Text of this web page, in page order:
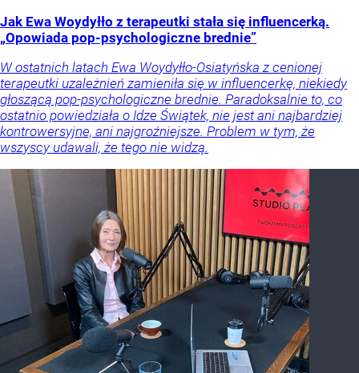
Jak Ewa Woydyłło z terapeutki stała się influencerką.
„Opowiada pop-psychologiczne brednie”
W ostatnich latach Ewa Woydyłło-Osiatyńska z cenionej
terapeutki uzależnień zamieniła się w influencerkę, niekiedy
głoszącą pop-psychologiczne brednie. Paradoksalnie to, co
ostatnio powiedziała o Idze Świątek, nie jest ani najbardziej
kontrowersyjne, ani najgroźniejsze. Problem w tym, że
wszyscy udawali, że tego nie widzą.